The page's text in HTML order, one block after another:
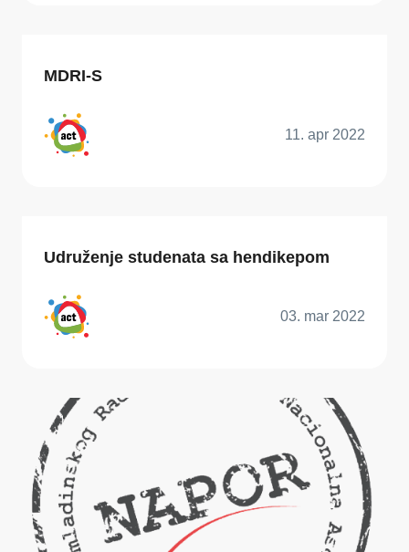
MDRI-S
11. apr 2022
Udruženje studenata sa hendikepom
03. mar 2022